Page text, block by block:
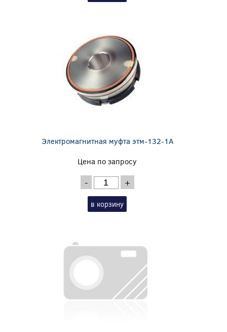
Электромагнитная муфта этм-132-1А
Цена по запросу
- +
в корзину